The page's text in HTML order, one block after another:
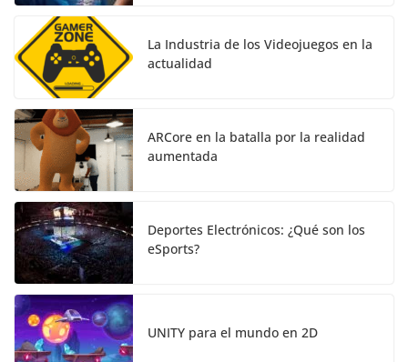
La Industria de los Videojuegos en la
actualidad
ARCore en la batalla por la realidad
aumentada
Deportes Electrónicos: ¿Qué son los
eSports?
UNITY para el mundo en 2D